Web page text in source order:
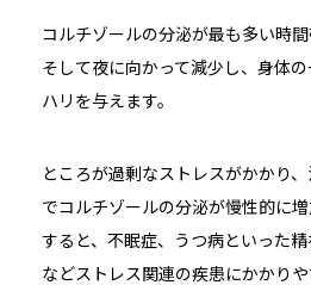
コルチゾールの分泌が最も多い時間
そして夜に向かって減少し、身体
ハリを与えます。
ところが過剰なストレスがかかり
でコルチゾールの分泌が慢性的に増
すると、不眠症、うつ病といった
などストレス関連の疾患にかかりや